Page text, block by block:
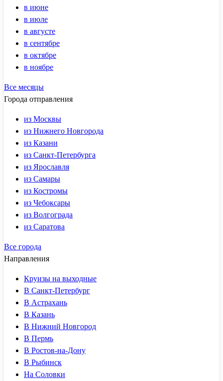
в июне
в июле
в августе
в сентябре
в октябре
в ноябре
Все месяцы
Города отправления
из Москвы
из Нижнего Новгорода
из Казани
из Санкт-Петербурга
из Ярославля
из Самары
из Костромы
из Чебоксары
из Волгограда
из Саратова
Все города
Направления
Круизы на выходные
В Санкт-Петербург
В Астрахань
В Казань
В Нижний Новгород
В Пермь
В Ростов-на-Дону
В Рыбинск
На Соловки